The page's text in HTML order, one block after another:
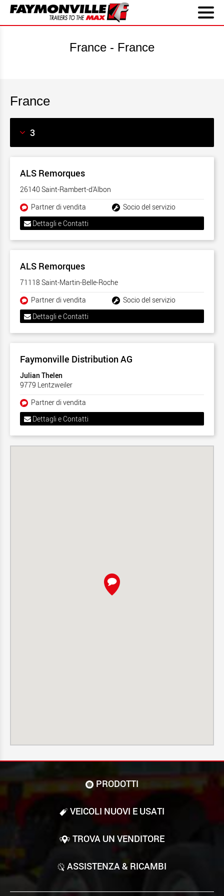
France - France
France
ALS Remorques
26140 Saint-Rambert-d'Albon
Partner di vendita
Socio del servizio
Dettagli e Contatti
ALS Remorques
71118 Saint-Martin-Belle-Roche
Partner di vendita
Socio del servizio
Dettagli e Contatti
Faymonville Distribution AG
Julian Thelen
9779 Lentzweiler
Partner di vendita
Dettagli e Contatti
PRODOTTI
VEICOLI NUOVI E USATI
TROVA UN VENDITORE
ASSISTENZA & RICAMBI